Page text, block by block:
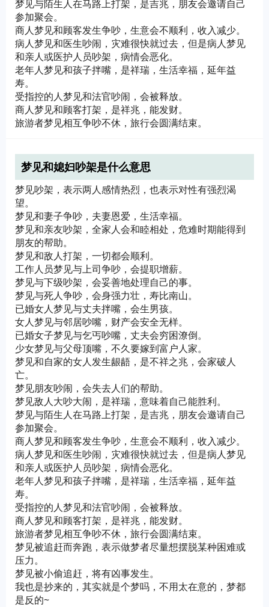
梦见与陌生人在马路上打架，是吉兆，朋友会邀请自己
参加聚会。
商人梦见和顾客发生争吵，生意会不顺利，收入减少。
病人梦见和医生吵闹，灾难很快就过去，但是病人梦见
和亲人或医护人员吵架，病情会恶化。
老年人梦见和孩子拌嘴，是祥瑞，生活幸福，延年益
寿。
受指控的人梦见和法官吵闹，会被释放。
商人梦见和顾客打架，是祥兆，能发财。
旅游者梦见相互争吵不休，旅行会圆满结束。
梦见和媳妇吵架是什么意思
梦见吵架，表示两人感情热烈，也表示对性有强烈渴
望。
梦见和妻子争吵，夫妻恩爱，生活幸福。
梦见和亲友吵架，全家人会和睦相处，危难时期能得到
朋友的帮助。
梦见和敌人打架，一切都会顺利。
工作人员梦见与上司争吵，会提职增薪。
梦见与下级吵架，会妥善地处理自己的事。
梦见与死人争吵，会身强力壮，寿比南山。
已婚女人梦见与丈夫拌嘴，会生男孩。
女人梦见与邻居吵嘴，财产会安全无样。
已婚女子梦见与乞丐吵嘴，丈夫会穷困潦倒。
少女梦见与父母顶嘴，不久要嫁到富户人家。
梦见和自家的女人发生龈龉，是不祥之兆，会家破人
亡。
梦见朋友吵闹，会失去人们的帮助。
梦见敌人大吵大闹，是祥瑞，意味着自己能胜利。
梦见与陌生人在马路上打架，是吉兆，朋友会邀请自己
参加聚会。
商人梦见和顾客发生争吵，生意会不顺利，收入减少。
病人梦见和医生吵闹，灾难很快就过去，但是病人梦见
和亲人或医护人员吵架，病情会恶化。
老年人梦见和孩子拌嘴，是祥瑞，生活幸福，延年益
寿。
受指控的人梦见和法官吵闹，会被释放。
商人梦见和顾客打架，是祥兆，能发财。
旅游者梦见相互争吵不休，旅行会圆满结束。
梦见被追赶而奔跑，表示做梦者尽量想摆脱某种困难或
压力。
梦见被小偷追赶，将有凶事发生。
我也是抄来的，其实就是个梦吗，不用太在意的，梦都
是反的~